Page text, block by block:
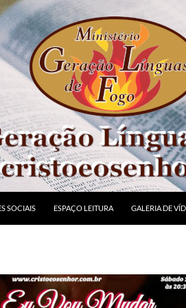
SOCIAIS ESPAÇO LEITURA GALERIA DE